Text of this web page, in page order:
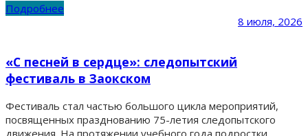
Подробнее
8 июля, 2026
«С песней в сердце»: следопытский
фестиваль в Заокском
Фестиваль стал частью большого цикла мероприятий,
посвященных празднованию 75-летия следопытского
движения. На протяжении учебного года подростки